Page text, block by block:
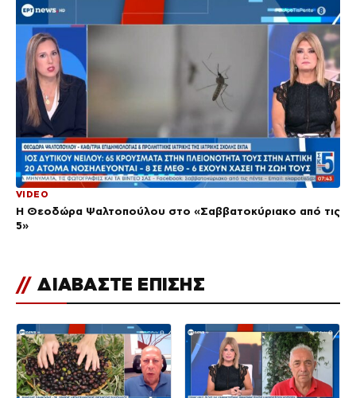
VIDEO
Η Θεοδώρα Ψαλτοπούλου στο «Σαββατοκύριακο από τις
5»
// ΔΙΑΒΑΣΤΕ ΕΠΙΣΗΣ